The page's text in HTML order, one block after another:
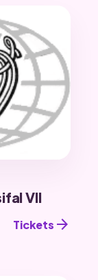
VII
Tickets arrow_forward